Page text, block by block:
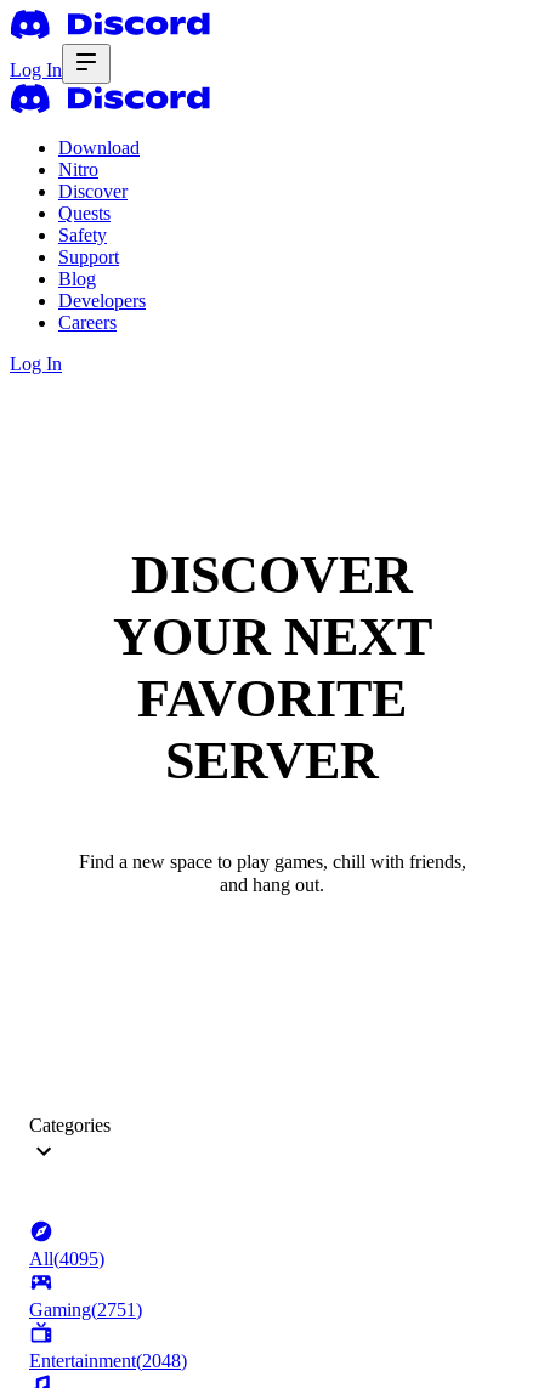
Log In
Download
Nitro
Discover
Quests
Safety
Support
Blog
Developers
Careers
Log In
DISCOVER
YOUR NEXT
FAVORITE
SERVER
Find a new space to play games, chill with friends,
and hang out.
Categories
All(4095)
Gaming(2751)
Entertainment(2048)